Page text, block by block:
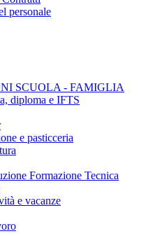
personale
SCUOLA - FAMIGLIA
diploma e IFTS
e pasticceria
Formazione Tecnica
e vacanze